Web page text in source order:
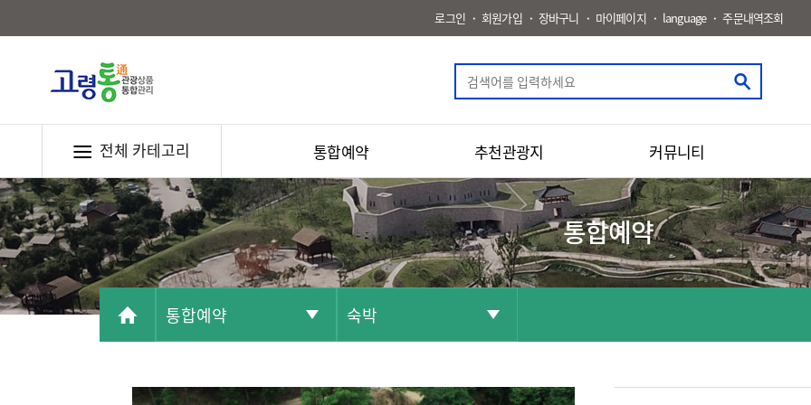
로그인 회원가입 장바구니 마이페이지 language 주문내역조회
전체 카테고리 통합예약 추천관광지 커뮤니티
통합예약
통합예약 숙박